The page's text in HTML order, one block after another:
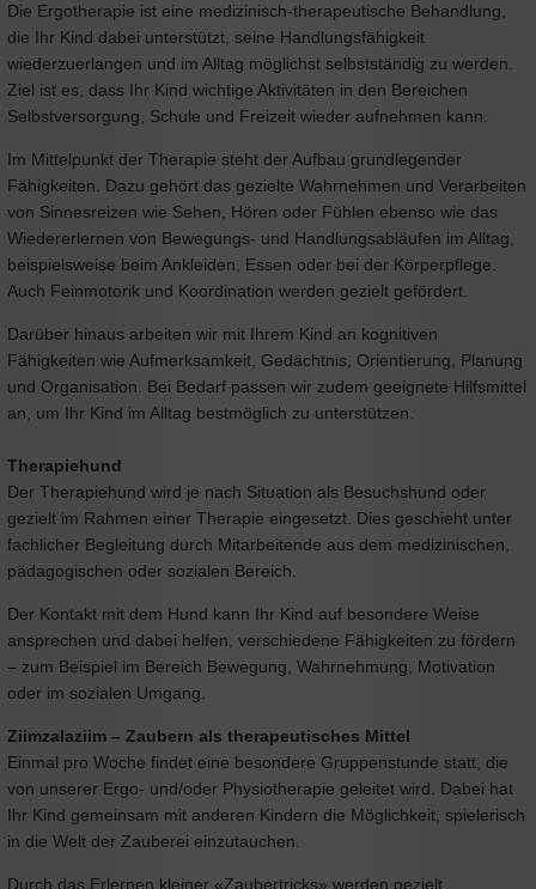
Die Ergotherapie ist eine medizinisch-therapeutische Behandlung,
die Ihr Kind dabei unterstützt, seine Handlungsfähigkeit
wiederzuerlangen und im Alltag möglichst selbstständig zu werden.
Ziel ist es, dass Ihr Kind wichtige Aktivitäten in den Bereichen
Selbstversorgung, Schule und Freizeit wieder aufnehmen kann.
Im Mittelpunkt der Therapie steht der Aufbau grundlegender
Fähigkeiten. Dazu gehört das gezielte Wahrnehmen und Verarbeiten
von Sinnesreizen wie Sehen, Hören oder Fühlen ebenso wie das
Wiedererlernen von Bewegungs- und Handlungsabläufen im Alltag,
beispielsweise beim Ankleiden, Essen oder bei der Körperpflege.
Auch Feinmotorik und Koordination werden gezielt gefördert.
Darüber hinaus arbeiten wir mit Ihrem Kind an kognitiven
Fähigkeiten wie Aufmerksamkeit, Gedächtnis, Orientierung, Planung
und Organisation. Bei Bedarf passen wir zudem geeignete Hilfsmittel
an, um Ihr Kind im Alltag bestmöglich zu unterstützen.
Therapiehund
Der Therapiehund wird je nach Situation als Besuchshund oder
gezielt im Rahmen einer Therapie eingesetzt. Dies geschieht unter
fachlicher Begleitung durch Mitarbeitende aus dem medizinischen,
pädagogischen oder sozialen Bereich.
Der Kontakt mit dem Hund kann Ihr Kind auf besondere Weise
ansprechen und dabei helfen, verschiedene Fähigkeiten zu fördern
– zum Beispiel im Bereich Bewegung, Wahrnehmung, Motivation
oder im sozialen Umgang.
Ziimzalaziim – Zaubern als therapeutisches Mittel
Einmal pro Woche findet eine besondere Gruppenstunde statt, die
von unserer Ergo- und/oder Physiotherapie geleitet wird. Dabei hat
Ihr Kind gemeinsam mit anderen Kindern die Möglichkeit, spielerisch
in die Welt der Zauberei einzutauchen.
Durch das Erlernen kleiner «Zaubertricks» werden gezielt